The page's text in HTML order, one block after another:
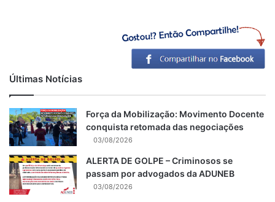
Últimas Notícias
Força da Mobilização: Movimento Docente
conquista retomada das negociações
03/08/2026
ALERTA DE GOLPE – Criminosos se
passam por advogados da ADUNEB
03/08/2026